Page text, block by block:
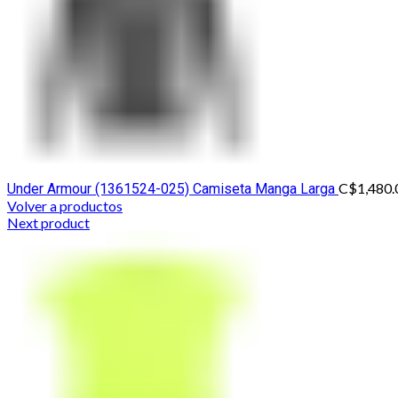
Under Armour (1361524-025) Camiseta Manga Larga C$
Volver a productos
Next product